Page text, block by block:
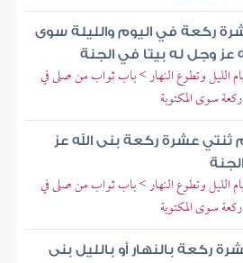
ركعة في اليوم والليلة سوى
عز وجل له بيتا في الجنة
الليل وتطوع النهار > باب ثواب من صلى في
سوى المكتوبة
عشرة ركعة بنى الله عز
الليل وتطوع النهار > باب ثواب من صلى في
سوى المكتوبة
ركعة بالنهار أو بالليل بنى